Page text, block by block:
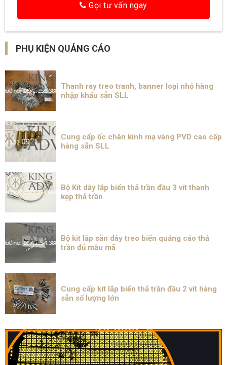
Gọi tư vấn ngay
PHỤ KIỆN QUẢNG CÁO
Thanh ray treo tranh, banner loại nhỏ hàng
nhập khẩu sẵn SLL
Cung cấp ốc chân kính mạ vàng PVD cao cấp
hàng sẵn SLL
Bộ Kít dây lắp biển thả trần đầu 3 vít thanh
kẹp thả trần
Bộ kit lắp sẵn dây treo biển quảng cáo thả
trần đủ mẫu mã
Cung cấp kít lắp biển thả trần đầu 2 vít hàng
sẵn số lượng lớn